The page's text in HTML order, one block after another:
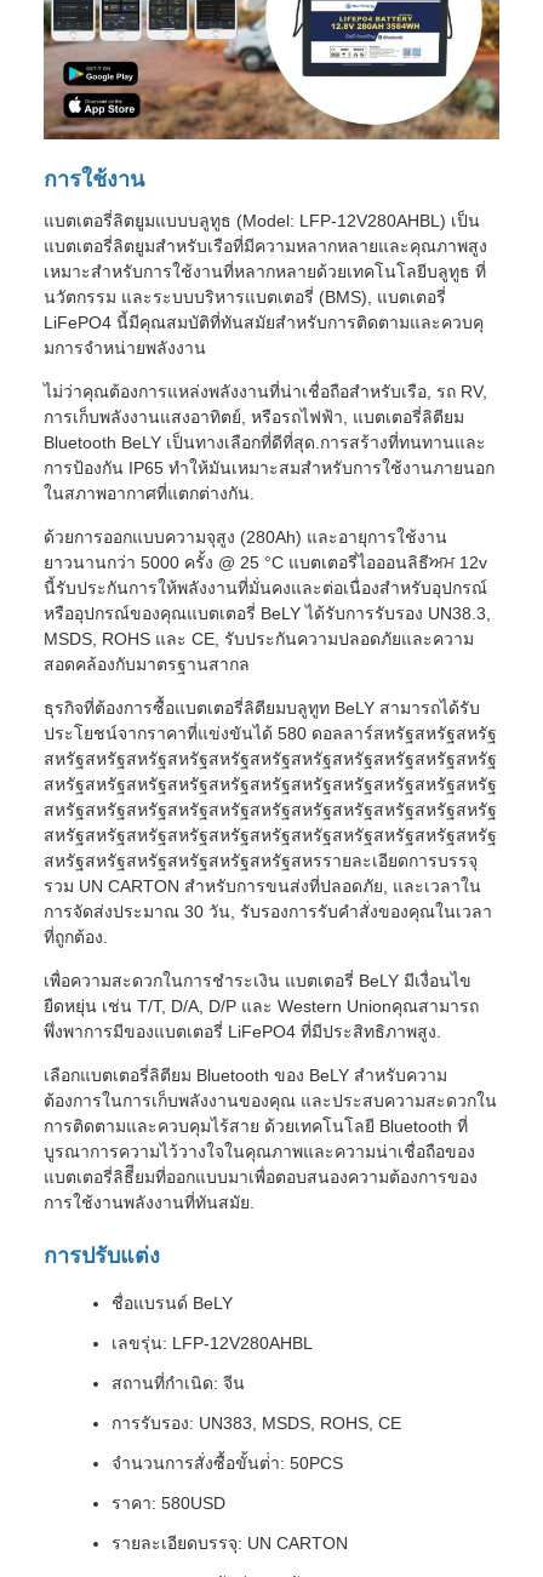
การใช้งาน
แบตเตอรี่ลิตยูมแบบบลูทูธ (Model: LFP-12V280AHBL) เป็น
แบตเตอรี่ลิตยูมสําหรับเรือที่มีความหลากหลายและคุณภาพสูง
เหมาะสําหรับการใช้งานที่หลากหลายด้วยเทคโนโลยีบลูทูธ ที่
นวัตกรรม และระบบบริหารแบตเตอรี่ (BMS), แบตเตอรี่
LiFePO4 นี้มีคุณสมบัติที่ทันสมัยสําหรับการติดตามและควบคุ
มการจําหน่ายพลังงาน
ไม่ว่าคุณต้องการแหล่งพลังงานที่น่าเชื่อถือสําหรับเรือ, รถ RV,
การเก็บพลังงานแสงอาทิตย์, หรือรถไฟฟ้า, แบตเตอรี่ลิตียม
Bluetooth BeLY เป็นทางเลือกที่ดีที่สุด.การสร้างที่ทนทานและ
การป้องกัน IP65 ทําให้มันเหมาะสมสําหรับการใช้งานภายนอก
ในสภาพอากาศที่แตกต่างกัน.
ด้วยการออกแบบความจุสูง (280Ah) และอายุการใช้งาน
ยาวนานกว่า 5000 ครั้ง @ 25 °C แบตเตอรี่ไอออนลิธีਅਮ 12v
นี้รับประกันการให้พลังงานที่มั่นคงและต่อเนื่องสําหรับอุปกรณ์
หรืออุปกรณ์ของคุณแบตเตอรี่ BeLY ได้รับการรับรอง UN38.3,
MSDS, ROHS และ CE, รับประกันความปลอดภัยและความ
สอดคล้องกับมาตรฐานสากล
ธุรกิจที่ต้องการซื้อแบตเตอรี่ลิตียมบลูทูท BeLY สามารถได้รับ
ประโยชน์จากราคาที่แข่งขันได้ 580 ดอลลาร์สหรัฐสหรัฐสหรัฐ
สหรัฐสหรัฐสหรัฐสหรัฐสหรัฐสหรัฐสหรัฐสหรัฐสหรัฐสหรัฐสหรัฐ
สหรัฐสหรัฐสหรัฐสหรัฐสหรัฐสหรัฐสหรัฐสหรัฐสหรัฐสหรัฐสหรัฐ
สหรัฐสหรัฐสหรัฐสหรัฐสหรัฐสหรัฐสหรัฐสหรัฐสหรัฐสหรัฐสหรัฐ
สหรัฐสหรัฐสหรัฐสหรัฐสหรัฐสหรัฐสหรัฐสหรัฐสหรัฐสหรัฐสหรัฐ
สหรัฐสหรัฐสหรัฐสหรัฐสหรัฐสหรัฐสหรรายละเอียดการบรรจุ
รวม UN CARTON สําหรับการขนส่งที่ปลอดภัย, และเวลาใน
การจัดส่งประมาณ 30 วัน, รับรองการรับคําสั่งของคุณในเวลา
ที่ถูกต้อง.
เพื่อความสะดวกในการชําระเงิน แบตเตอรี่ BeLY มีเงื่อนไข
ยืดหยุ่น เช่น T/T, D/A, D/P และ Western Unionคุณสามารถ
พึ่งพาการมีของแบตเตอรี่ LiFePO4 ที่มีประสิทธิภาพสูง.
เลือกแบตเตอรี่ลิตียม Bluetooth ของ BeLY สําหรับความ
ต้องการในการเก็บพลังงานของคุณ และประสบความสะดวกใน
การติดตามและควบคุมไร้สาย ด้วยเทคโนโลยี Bluetooth ที่
บูรณาการความไว้วางใจในคุณภาพและความน่าเชื่อถือของ
แบตเตอรี่ลิธีียมที่ออกแบบมาเพื่อตอบสนองความต้องการของ
การใช้งานพลังงานที่ทันสมัย.
การปรับแต่ง
ชื่อแบรนด์ BeLY
เลขรุ่น: LFP-12V280AHBL
สถานที่กําเนิด: จีน
การรับรอง: UN383, MSDS, ROHS, CE
จํานวนการสั่งซื้อขั้นต่ํา: 50PCS
ราคา: 580USD
รายละเอียดบรรจุ: UN CARTON